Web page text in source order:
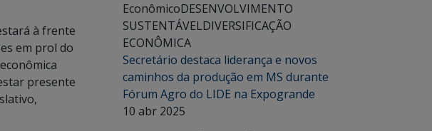
à frente
em prol do
presente
EconômicoDESENVOLVIMENTO
SUSTENTÁVELDIVERSIFICAÇÃO
ECONÔMICA
Secretário destaca liderança e novos
caminhos da produção em MS durante
Fórum Agro do LIDE na Expogrande
10 abr 2025